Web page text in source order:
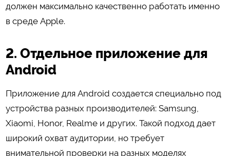
должен максимально качественно работать именно
в среде Apple.
2. Отдельное приложение для
Android
Приложение для Android создается специально под
устройства разных производителей: Samsung,
Xiaomi, Honor, Realme и других. Такой подход дает
широкий охват аудитории, но требует
внимательной проверки на разных моделях